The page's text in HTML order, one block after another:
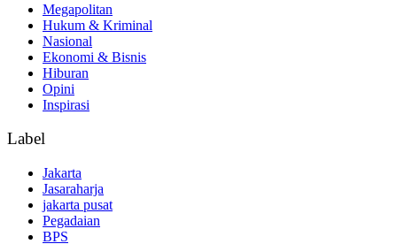
Megapolitan
Hukum & Kriminal
Nasional
Ekonomi & Bisnis
Hiburan
Opini
Inspirasi
Label
Jakarta
Jasaraharja
jakarta pusat
Pegadaian
BPS